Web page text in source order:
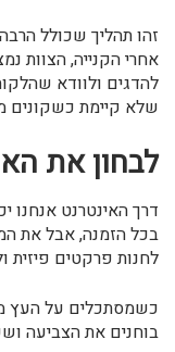
זהו תהליך שכולל
אחרי הקנייה, הצוות
להדגים ולוודא
שלא קיימת כשקונים
לבחון את
דרך האינטרנט אנחנו
בכל הזמנה, אבל את
לחנות פרקטים פיזית
כשמסתכלים על העץ
בוחנים את הצביעה